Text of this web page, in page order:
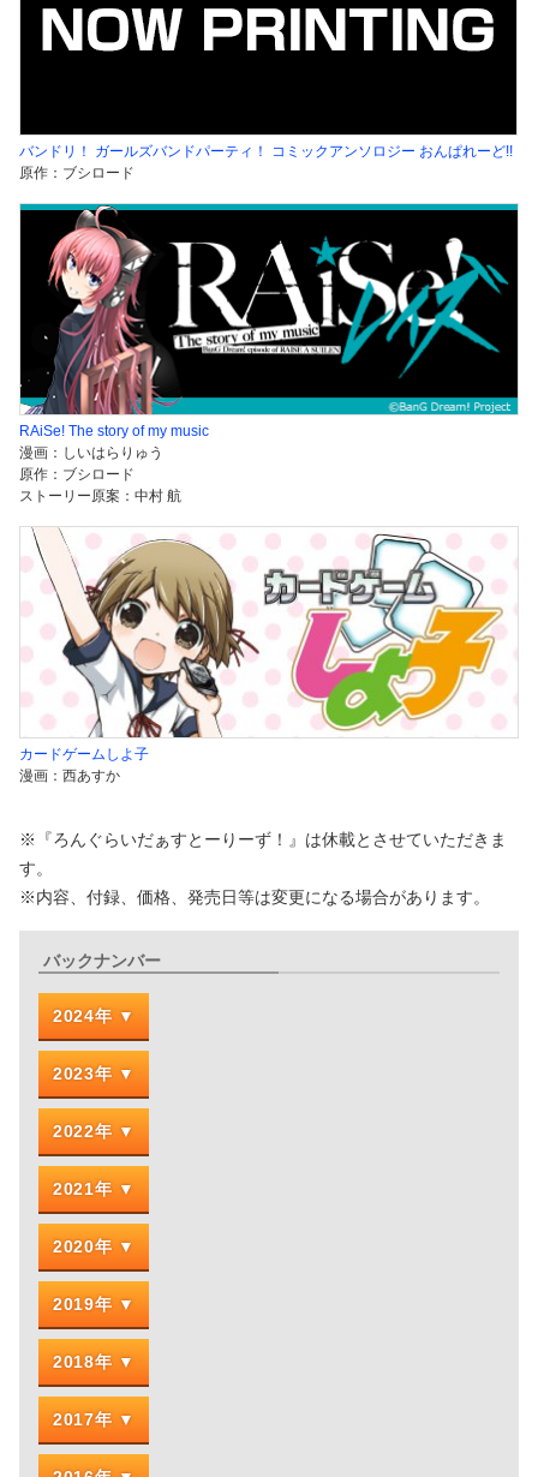
バンドリ！ ガールズバンドパーティ！ コミックアンソロジー おんぱれーど!!
原作：ブシロード
RAiSe! The story of my music
漫画：しいはらりゅう
原作：ブシロード
ストーリー原案：中村 航
カードゲームしよ子
漫画：西あすか
※『ろんぐらいだぁすとーりーず！』は休載とさせていただきま
す。
※内容、付録、価格、発売日等は変更になる場合があります。
バックナンバー
2024年
2023年
2022年
2021年
2020年
2019年
2018年
2017年